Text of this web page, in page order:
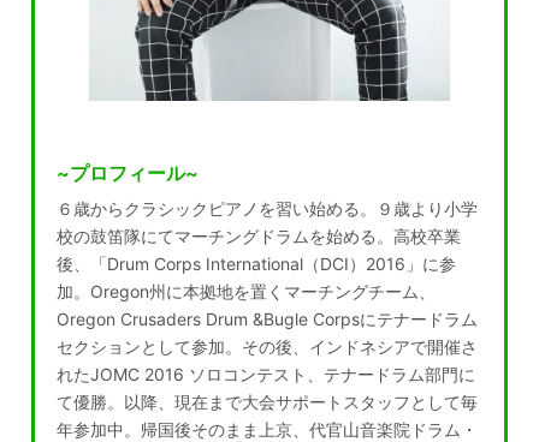
~プロフィール~
６歳からクラシックピアノを習い始める。９歳より小学
校の鼓笛隊にてマーチングドラムを始める。高校卒業
後、「Drum Corps International（DCI）2016」に参
加。Oregon州に本拠地を置くマーチングチーム、
Oregon Crusaders Drum &Bugle Corpsにテナードラム
セクションとして参加。その後、インドネシアで開催さ
れたJOMC 2016 ソロコンテスト、テナードラム部門に
て優勝。以降、現在まで大会サポートスタッフとして毎
年参加中。帰国後そのまま上京、代官山音楽院ドラム・